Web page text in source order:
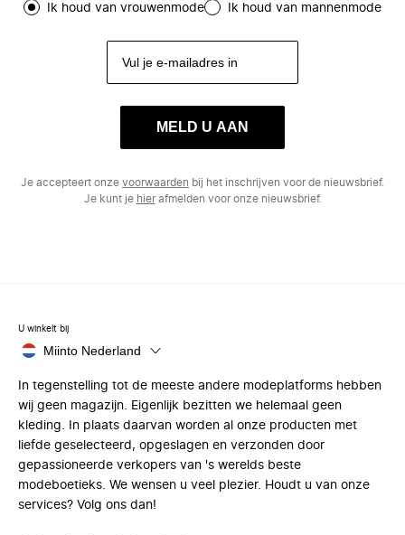
Ik houd van vrouwenmode Ik houd van mannenmode
MELD U AAN
Je accepteert onze voorwaarden bij het inschrijven voor de nieuwsbrief.
Je kunt je hierafmelden voor onze nieuwsbrief.
U winkelt bij
Miinto Nederland
In tegenstelling tot de meeste andere modeplatforms hebben
wij geen magazijn. Eigenlijk bezitten we helemaal geen
kleding. In plaats daarvan worden al onze producten met
liefde geselecteerd, opgeslagen en verzonden door
gepassioneerde verkopers van 's werelds beste
modeboetieks. We wensen u veel plezier. Houdt u van onze
services? Volg ons dan!